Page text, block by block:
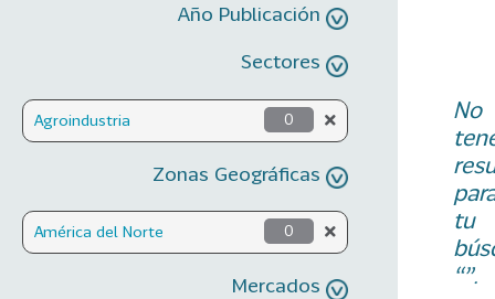
Año Publicación
Sectores
Agroindustria 0
Zonas Geográficas
América del Norte 0
Mercados
No
tu
“”.